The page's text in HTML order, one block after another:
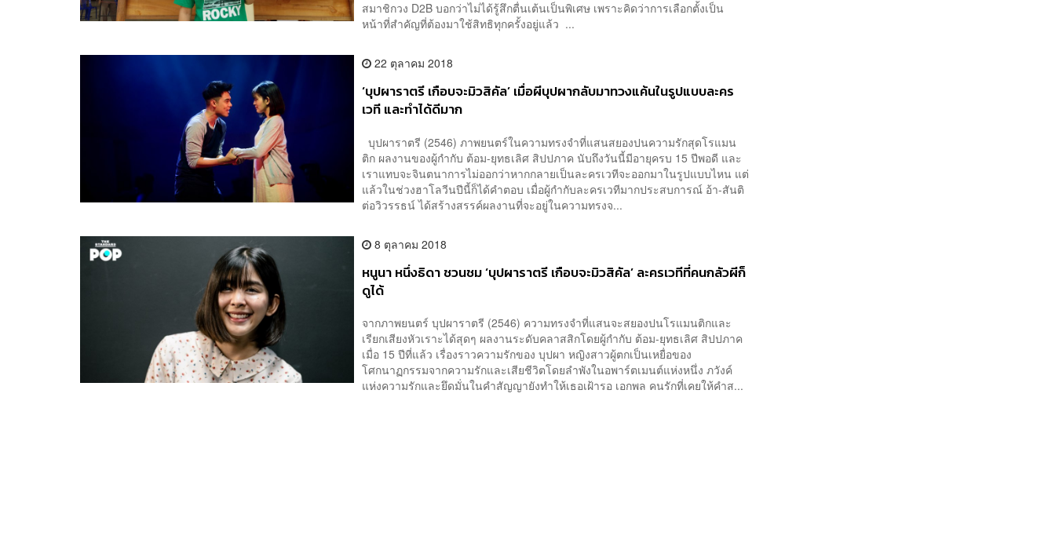
สมาชิกวง D2B บอกว่าไม่ได้รู้สึกตื่นเต้นเป็นพิเศษ เพราะคิดว่าการเลือกตั้งเป็น
หน้าที่สำคัญที่ต้องมาใช้สิทธิทุกครั้งอยู่แล้ว ...
22 ตุลาคม 2018
‘บุปผาราตรี เกือบจะมิวสิคัล’ เมื่อผีบุปผากลับมาทวงแค้นในรูปแบบละคร
เวที และทำได้ดีมาก
บุปผาราตรี (2546) ภาพยนตร์ในความทรงจำที่แสนสยองปนความรักสุดโรแมน
ติก ผลงานของผู้กำกับ ต้อม-ยุทธเลิศ สิปปภาค นับถึงวันนี้มีอายุครบ 15 ปีพอดี และ
เราแทบจะจินตนาการไม่ออกว่าหากกลายเป็นละครเวทีจะออกมาในรูปแบบไหน แต่
แล้วในช่วงฮาโลวีนปีนี้ก็ได้คำตอบ เมื่อผู้กำกับละครเวทีมากประสบการณ์ อ้า-สันติ
ต่อวิวรรธน์ ได้สร้างสรรค์ผลงานที่จะอยู่ในความทรงจ...
8 ตุลาคม 2018
หนูนา หนึ่งธิดา ชวนชม ‘บุปผาราตรี เกือบจะมิวสิคัล’ ละครเวทีที่คนกลัวผีก็
ดูได้
จากภาพยนตร์ บุปผาราตรี (2546) ความทรงจำที่แสนจะสยองปนโรแมนติกและ
เรียกเสียงหัวเราะได้สุดๆ ผลงานระดับคลาสสิกโดยผู้กำกับ ต้อม-ยุทธเลิศ สิปปภาค
เมื่อ 15 ปีที่แล้ว เรื่องราวความรักของ บุปผา หญิงสาวผู้ตกเป็นเหยื่อของ
โศกนาฏกรรมจากความรักและเสียชีวิตโดยลำพังในอพาร์ตเมนต์แห่งหนึ่ง ภวังค์
แห่งความรักและยึดมั่นในคำสัญญายังทำให้เธอเฝ้ารอ เอกพล คนรักที่เคยให้คำส...